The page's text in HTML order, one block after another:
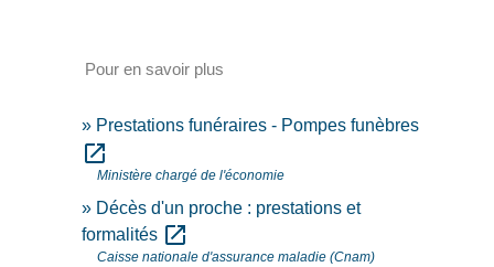
Pour en savoir plus
Prestations funéraires - Pompes funèbres
open_in_new
Ministère chargé de l'économie
Décès d'un proche : prestations et
formalités open_in_new
Caisse nationale d'assurance maladie (Cnam)